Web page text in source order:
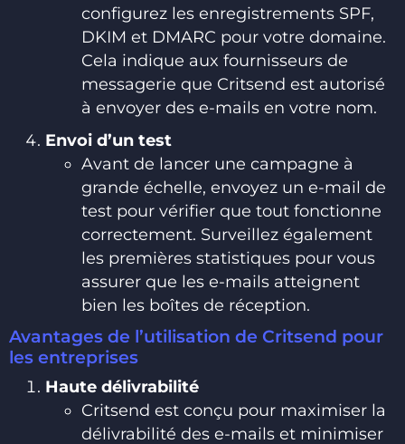
configurez les enregistrements SPF,
DKIM et DMARC pour votre domaine.
Cela indique aux fournisseurs de
messagerie que Critsend est autorisé
à envoyer des e-mails en votre nom.
Envoi d’un test
Avant de lancer une campagne à
grande échelle, envoyez un e-mail de
test pour vérifier que tout fonctionne
correctement. Surveillez également
les premières statistiques pour vous
assurer que les e-mails atteignent
bien les boîtes de réception.
Avantages de l’utilisation de Critsend pour
les entreprises
Haute délivrabilité
Critsend est conçu pour maximiser la
délivrabilité des e-mails et minimiser